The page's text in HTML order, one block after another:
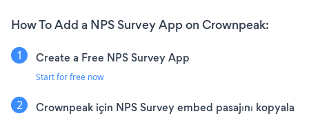
How To Add a NPS Survey App on Crownpeak:
Create a Free NPS Survey App
Start for free now
Crownpeak için NPS Survey embed pasajını kopyala